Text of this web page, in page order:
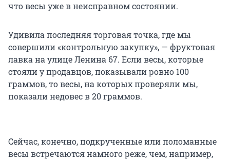
что весы уже в неисправном состоянии.
Удивила последняя торговая точка, где мы
совершили «контрольную закупку», — фруктовая
лавка на улице Ленина 67. Если весы, которые
стояли у продавцов, показывали ровно 100
граммов, то весы, на которых проверяли мы,
показали недовес в 20 граммов.
Сейчас, конечно, подкрученные или поломанные
весы встречаются намного реже, чем, например,